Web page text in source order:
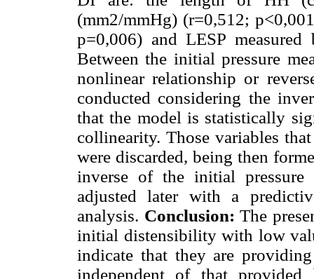
(mm2/mmHg) (r=0,512;
p=0,006) and LESP
Between the initial pressure
nonlinear relationship or
conducted considering the
that the model is statistically
collinearity. Those variables
were discarded, being then
inverse of the initial
adjusted later with a
analysis. Conclusion:The
initial distensibility with low
indicate that they are
independent of that